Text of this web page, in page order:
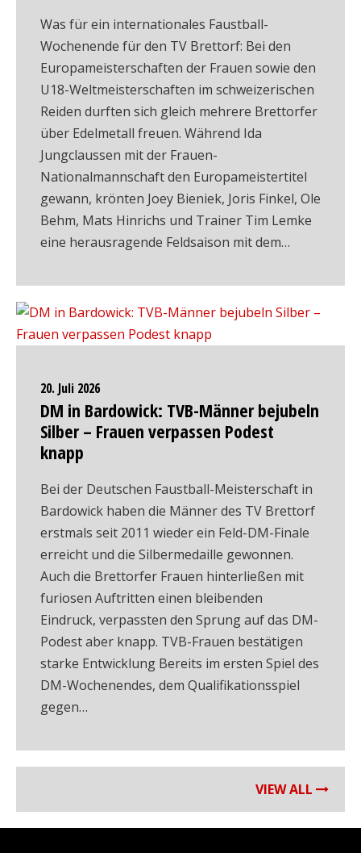
Was für ein internationales Faustball-
Wochenende für den TV Brettorf: Bei den
Europameisterschaften der Frauen sowie den
U18-Weltmeisterschaften im schweizerischen
Reiden durften sich gleich mehrere Brettorfer
über Edelmetall freuen. Während Ida
Jungclaussen mit der Frauen-
Nationalmannschaft den Europameistertitel
gewann, krönten Joey Bieniek, Joris Finkel, Ole
Behm, Mats Hinrichs und Trainer Tim Lemke
eine herausragende Feldsaison mit dem…
20. Juli 2026
DM in Bardowick: TVB-Männer bejubeln
Silber – Frauen verpassen Podest
knapp
Bei der Deutschen Faustball-Meisterschaft in
Bardowick haben die Männer des TV Brettorf
erstmals seit 2011 wieder ein Feld-DM-Finale
erreicht und die Silbermedaille gewonnen.
Auch die Brettorfer Frauen hinterließen mit
furiosen Auftritten einen bleibenden
Eindruck, verpassten den Sprung auf das DM-
Podest aber knapp. TVB-Frauen bestätigen
starke Entwicklung Bereits im ersten Spiel des
DM-Wochenendes, dem Qualifikationsspiel
gegen…
VIEW ALL